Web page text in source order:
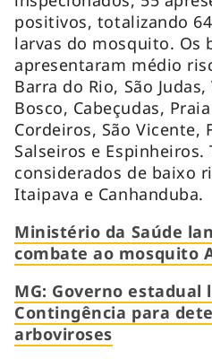
positivos, totalizando
larvas do mosquito. Os
apresentaram médio
Barra do Rio, São
Bosco, Cabeçudas,
Cordeiros, São Vicente,
Salseiros e
considerados de baixo
Itaipava e Canhanduba.
Ministério da Saúde
combate ao mosquito
MG: Governo estadual
Contingência para
arboviroses